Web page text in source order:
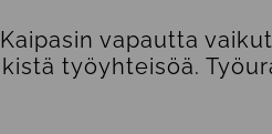
vapautta
työyhteisöä.